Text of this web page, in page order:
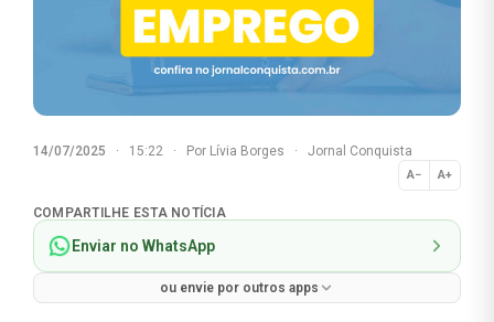
14/07/2025 · 15:22 · Por Lívia Borges · Jornal Conquista
A− A+
Normal
COMPARTILHE ESTA NOTÍCIA
Enviar no WhatsApp
ou envie por outros apps